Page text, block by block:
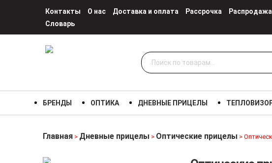
Контакты О нас Доставка и оплата Рассрочка Распродажа
Словарь
Искать:
БРЕНДЫ ОПТИКА ДНЕВНЫЕ ПРИЦЕЛЫ
Главная > Дневные прицелы > Оптические прицелы >